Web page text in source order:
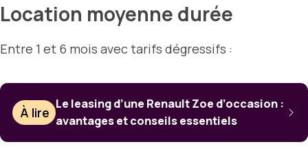
Location moyenne durée
Entre 1 et 6 mois avec tarifs dégressifs :
À lire
Le leasing d’une Renault Zoe d’occasion :
avantages et conseils essentiels